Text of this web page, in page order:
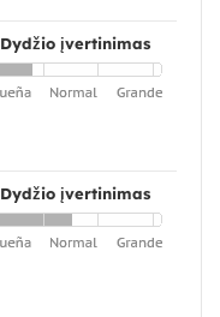
Dydžio įvertinimas
Dydžio įvertinimas